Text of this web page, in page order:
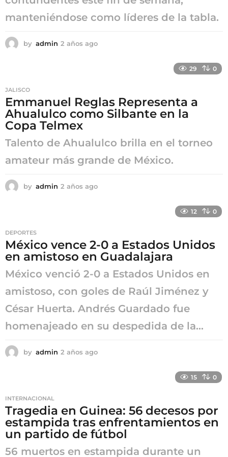
manteniéndose como líderes de la tabla.
by admin 2 años ago
o
29 0
JALISCO
Emmanuel Reglas Representa a
Ahualulco como Silbante en la
Copa Telmex
Talento de Ahualulco brilla en el torneo
amateur más grande de México.
by admin 2 años ago
g
o
12 0
DEPORTES
México vence 2-0 a Estados Unidos
en amistoso en Guadalajara
México venció 2-0 a Estados Unidos en
amistoso, con goles de Raúl Jiménez y
César Huerta. Andrés Guardado fue
homenajeado en su despedida de la...
by admin 2 años ago
g
o
15 0
INTERNACIONAL
Tragedia en Guinea: 56 decesos por
estampida tras enfrentamientos en
un partido de fútbol
56 muertos en estampida durante un